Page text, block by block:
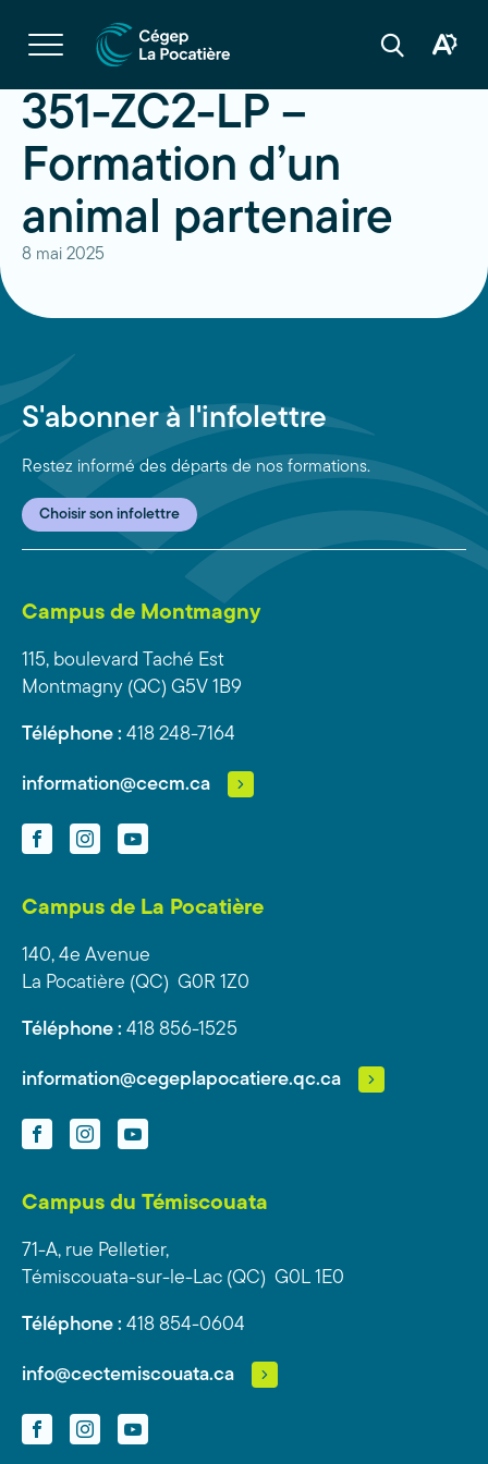
Ouvrir
la
navigation
site
Ouvrir
Ouvrir
351-ZC2-LP –
Formation d’un
animal partenaire
8 mai 2025
S'abonner à l'infolettre
Restez informé des départs de nos formations.
Choisir son infolettre
Campus de Montmagny
115, boulevard Taché Est
Montmagny (QC) G5V 1B9
Téléphone : 418 248-7164
information@cecm.ca
FacebookInstagramYouTube
Campus de La Pocatière
140, 4e Avenue
La Pocatière (QC) G0R 1Z0
Téléphone : 418 856-1525
information@cegeplapocatiere.qc.ca
FacebookInstagramYouTube
Campus du Témiscouata
71-A, rue Pelletier,
Témiscouata-sur-le-Lac (QC) G0L 1E0
Téléphone : 418 854-0604
info@cectemiscouata.ca
FacebookInstagramYouTube